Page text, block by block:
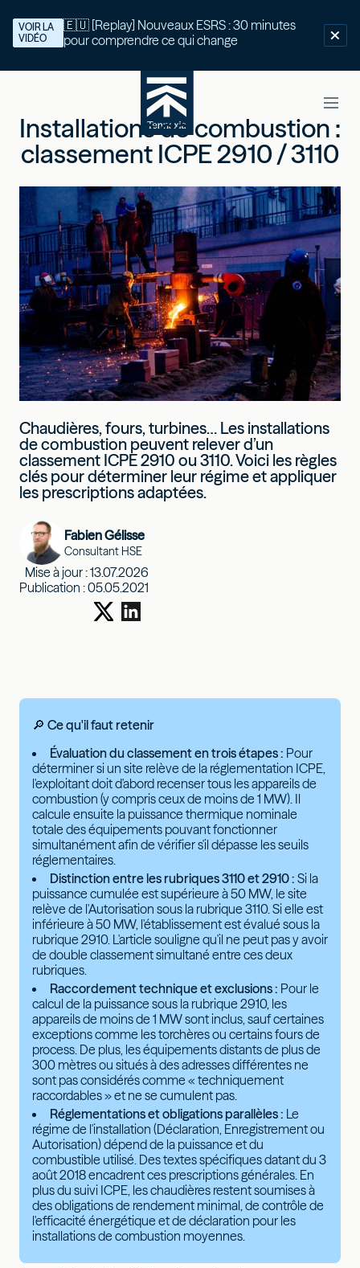
🇪🇺 [Replay] Nouveaux ESRS : 30 minutes
pour comprendre ce qui change
VOIR LA
VIDÉO
Installations de combustion :
classement ICPE 2910 / 3110
Chaudières, fours, turbines… Les installations
de combustion peuvent relever d’un
classement ICPE 2910 ou 3110. Voici les règles
clés pour déterminer leur régime et appliquer
les prescriptions adaptées.
Fabien Gélisse
Consultant HSE
Mise à jour :13.07.2026
Publication :05.05.2021
🔎 Ce qu'il faut retenir
Évaluation du classement en trois étapes : Pour
déterminer si un site relève de la réglementation ICPE,
l'exploitant doit d'abord recenser tous les appareils de
combustion (y compris ceux de moins de 1 MW). Il
calcule ensuite la puissance thermique nominale
totale des équipements pouvant fonctionner
simultanément afin de vérifier s'il dépasse les seuils
réglementaires.
Distinction entre les rubriques 3110 et 2910 : Si la
puissance cumulée est supérieure à 50 MW, le site
relève de l'Autorisation sous la rubrique 3110. Si elle est
inférieure à 50 MW, l'établissement est évalué sous la
rubrique 2910. L'article souligne qu'il ne peut pas y avoir
de double classement simultané entre ces deux
rubriques.
Raccordement technique et exclusions : Pour le
calcul de la puissance sous la rubrique 2910, les
appareils de moins de 1 MW sont inclus, sauf certaines
exceptions comme les torchères ou certains fours de
process. De plus, les équipements distants de plus de
300 mètres ou situés à des adresses différentes ne
sont pas considérés comme « techniquement
raccordables » et ne se cumulent pas.
Réglementations et obligations parallèles : Le
régime de l'installation (Déclaration, Enregistrement ou
Autorisation) dépend de la puissance et du
combustible utilisé. Des textes spécifiques datant du 3
août 2018 encadrent ces prescriptions générales. En
plus du suivi ICPE, les chaudières restent soumises à
des obligations de rendement minimal, de contrôle de
l'efficacité énergétique et de déclaration pour les
installations de combustion moyennes.